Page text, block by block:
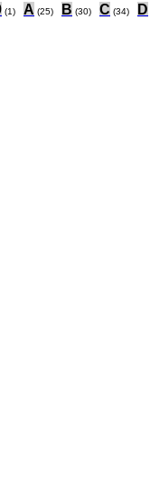
(1) A (25) B (30) C (34) D